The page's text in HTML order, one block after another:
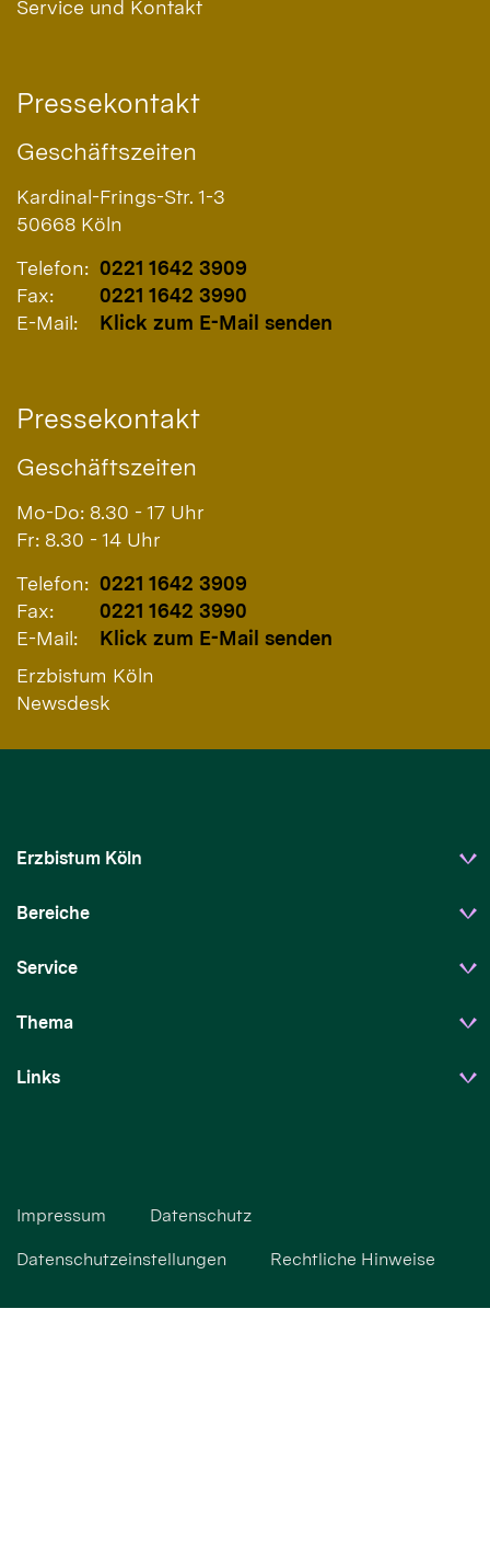
Service und Kontakt
Pressekontakt
Geschäftszeiten
Kardinal-Frings-Str. 1-3
50668 Köln
Telefon: 0221 1642 3909
Fax:
0221 1642 3990
E-Mail:
Klick zum E-Mail senden
Pressekontakt
Geschäftszeiten
Mo-Do: 8.30 - 17 Uhr
Fr: 8.30 - 14 Uhr
Telefon: 0221 1642 3909
Fax:
0221 1642 3990
E-Mail:
Klick zum E-Mail senden
Erzbistum Köln
Newsdesk
Erzbistum Köln
Bereiche
Service
Thema
Links
Impressum Datenschutz
Datenschutzeinstellungen Rechtliche Hinweise